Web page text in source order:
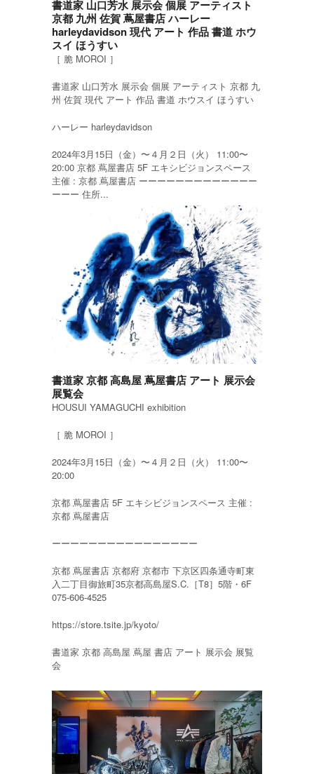
書道家 山口芳水 展示会 個展 アーティスト
京都 九州 佐賀 蔦屋書店 ハーレー
harleydavidson 現代 アート 作品 書道 ホウ
スイ ほうすい
［ 脆 MOROI ］
書道家 山口芳水 展示会 個展 アーティスト 京都 九
州 佐賀 現代 アート 作品 書道 ホウスイ ほうすい
ハーレー harleydavidson
2024年3月15日（金）〜４月２日（火） 11:00〜
20:00 京都 蔦屋書店 5F エキシビジョンスペース
主催 : 京都 蔦屋書店 ーーーーーーーーーーーーー
ーーー 住所...
書道家 京都 高島屋 蔦屋書店 アート 展示会
展覧会
HOUSUI YAMAGUCHI exhibition
［ 脆 MOROI ］
2024年3月15日（金）〜４月２日（火） 11:00〜
20:00
京都 蔦屋書店 5F エキシビジョンスペース 主催 :
京都 蔦屋書店
ーーーーーーーーーーーーーーーー
京都 蔦屋書店 京都府 京都市 下京区四条通寺町東
入二丁目御旅町35京都高島屋S.C.［T8］5階・6F
075-606-4525
https://store.tsite.jp/kyoto/
書道家 京都 高島屋 蔦屋 書店 アート 展示会 展覧
会